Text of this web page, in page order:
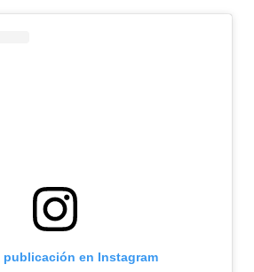
publicación en Instagram